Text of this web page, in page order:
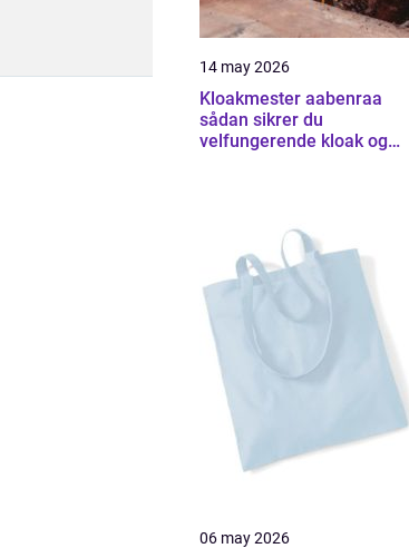
14 may 2026
Kloakmester aabenraa
sådan sikrer du
velfungerende kloak og
06 may 2026